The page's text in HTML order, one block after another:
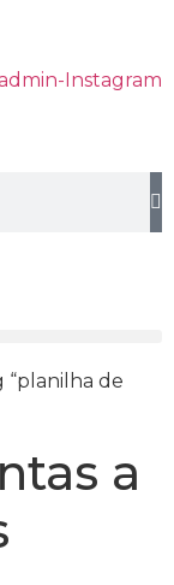
Instagram
“planilha de
a